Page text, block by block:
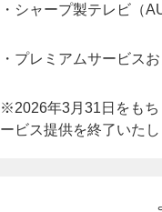
・シャープ製テレビ（
・プレミアムサービス
※2026年3月31日をもち
ービス提供を終了いたし